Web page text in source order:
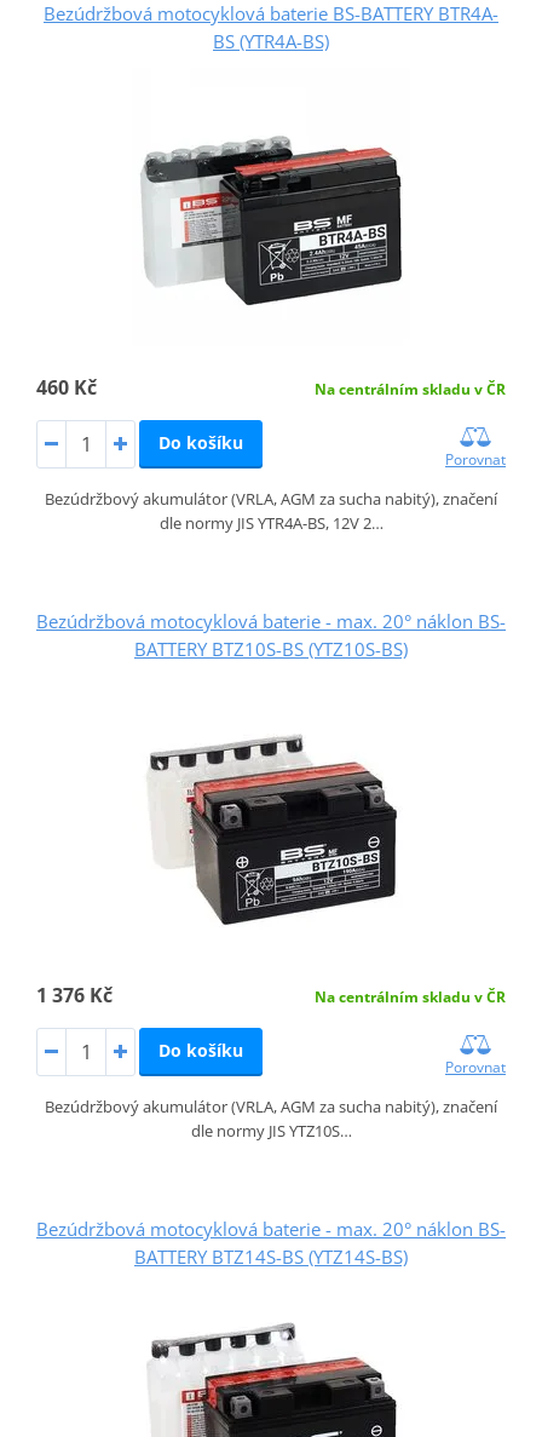
Bezúdržbová motocyklová baterie BS-BATTERY BTR4A-
BS (YTR4A-BS)
460 Kč Na centrálním skladu v ČR
Do košíku
Porovnat
Bezúdržbový akumulátor (VRLA, AGM za sucha nabitý), značení
dle normy JIS YTR4A-BS, 12V 2…
Bezúdržbová motocyklová baterie - max. 20° náklon BS-
BATTERY BTZ10S-BS (YTZ10S-BS)
1 376 Kč Na centrálním skladu v ČR
Do košíku
Porovnat
Bezúdržbový akumulátor (VRLA, AGM za sucha nabitý), značení
dle normy JIS YTZ10S…
Bezúdržbová motocyklová baterie - max. 20° náklon BS-
BATTERY BTZ14S-BS (YTZ14S-BS)